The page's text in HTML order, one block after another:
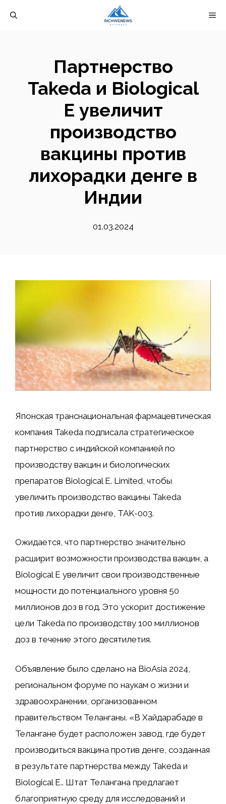
Партнерство
Takeda и Biological
E увеличит
производство
вакцины против
лихорадки денге в
Индии
01.03.2024
Японская транснациональная фармацевтическая
компания Takeda подписала стратегическое
партнерство с индийской компанией по
производству вакцин и биологических
препаратов Biological E. Limited, чтобы
увеличить производство вакцины Takeda
против лихорадки денге, TAK-003.
Ожидается, что партнерство значительно
расширит возможности производства вакцин, а
Biological E увеличит свои производственные
мощности до потенциального уровня 50
миллионов доз в год. Это ускорит достижение
цели Takeda по производству 100 миллионов
доз в течение этого десятилетия.
Объявление было сделано на BioAsia 2024,
региональном форуме по наукам о жизни и
здравоохранении, организованном
правительством Теланганы. «В Хайдарабаде в
Телангане будет расположен завод, где будет
производиться вакцина против денге, созданная
в результате партнерства между Takeda и
Biological E.. Штат Телангана предлагает
благоприятную среду для исследований и